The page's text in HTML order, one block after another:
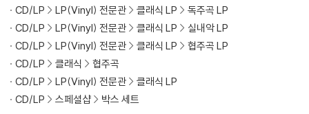
모델) 다이내믹 사운드의 편차가 큰 트랙을 재생할 때 이상 현상이 발생할
수 있습니다.
기기 문제로 인해 발생하는 재생 불량 현상에 대해서는 반품/교환이 불가
하니 침압 조절이 가능한 기기에서 재생하실 것을 권유 드립니다.
2) 디스크는 정전기와 먼지로 인해 재생이 원활하지 않은 경우가 있습니
다. 전용 제품으로 이를 제거하면 대부분 해결됩니다.
3) 바늘에 먼지가 쌓이는 경우에도 재생이 원활하지 않을 수 있습니다.
CD/LP
LP(Vinyl) 전문관 클래식 LP
독주곡 LP
CD/LP
LP(Vinyl) 전문관 클래식 LP
실내악 LP
CD/LP
LP(Vinyl) 전문관 클래식 LP
협주곡 LP
CD/LP
클래식
협주곡
CD/LP
LP(Vinyl) 전문관
클래식 LP
CD/LP
스페셜샵 박스 세트